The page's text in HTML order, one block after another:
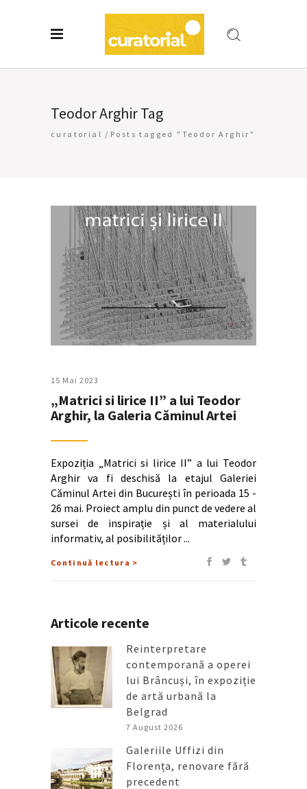
Teodor Arghir Tag
curatorial / Posts tagged "Teodor Arghir"
15 Mai 2023
„Matrici si lirice II” a lui Teodor
Arghir, la Galeria Căminul Artei
Expoziția „Matrici si lirice II” a lui Teodor
Arghir va fi deschisă la etajul Galeriei
Căminul Artei din București în perioada 15 -
26 mai. Proiect amplu din punct de vedere al
sursei de inspirație și al materialului
informativ, al posibilităților
Continuă lectura >
Articole recente
Reinterpretare
contemporană a operei
lui Brâncuși, în expoziție
de artă urbană la
Belgrad
7 August 2026
Galeriile Uffizi din
Florența, renovare fără
precedent